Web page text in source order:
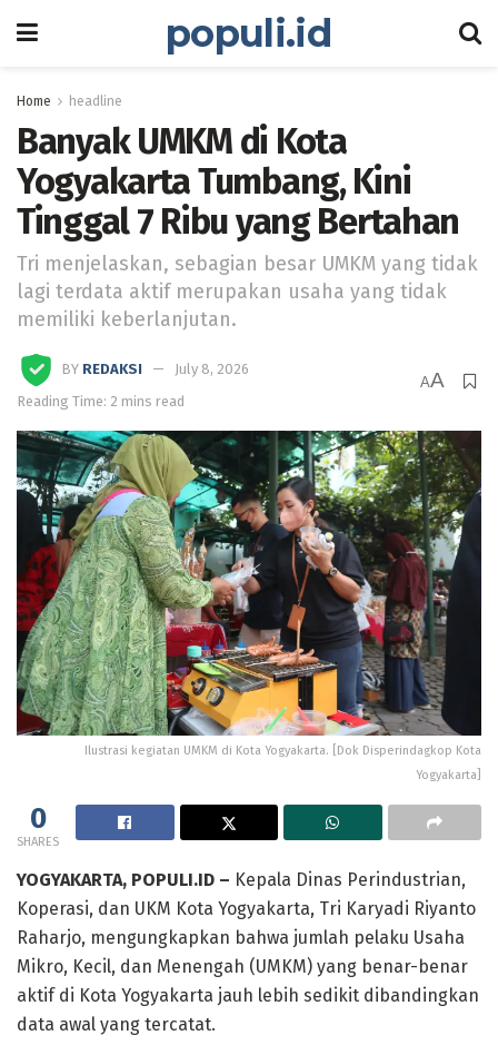
populi.id
Home headline
Banyak UMKM di Kota
Yogyakarta Tumbang, Kini
Tinggal 7 Ribu yang Bertahan
Tri menjelaskan, sebagian besar UMKM yang tidak
lagi terdata aktif merupakan usaha yang tidak
memiliki keberlanjutan.
BY REDAKSI
July 8, 2026
Reading Time: 2 mins read
AA
Ilustrasi kegiatan UMKM di Kota Yogyakarta. [Dok Disperindagkop Kota
Yogyakarta]
0
SHARES
YOGYAKARTA, POPULI.ID – Kepala Dinas Perindustrian,
Koperasi, dan UKM Kota Yogyakarta, Tri Karyadi Riyanto
Raharjo, mengungkapkan bahwa jumlah pelaku Usaha
Mikro, Kecil, dan Menengah (UMKM) yang benar-benar
aktif di Kota Yogyakarta jauh lebih sedikit dibandingkan
data awal yang tercatat.